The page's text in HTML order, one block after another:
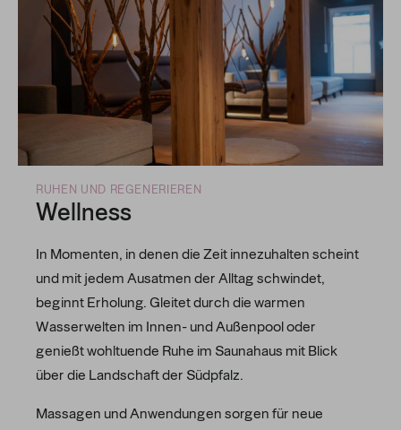
RUHEN UND REGENERIEREN
Wellness
In Momenten, in denen die Zeit innezuhalten scheint
und mit jedem Ausatmen der Alltag schwindet,
beginnt Erholung. Gleitet durch die warmen
Wasserwelten im Innen- und Außenpool oder
genießt wohltuende Ruhe im Saunahaus mit Blick
über die Landschaft der Südpfalz.
Massagen und Anwendungen sorgen für neue